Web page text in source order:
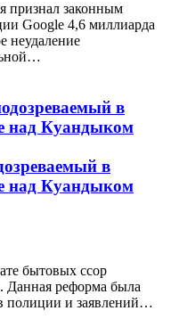
признал законным
Google 4,6 миллиарда
неудаление
в
над Куандыком
бытовых ссор
Данная реформа была
полиции и заявлений…